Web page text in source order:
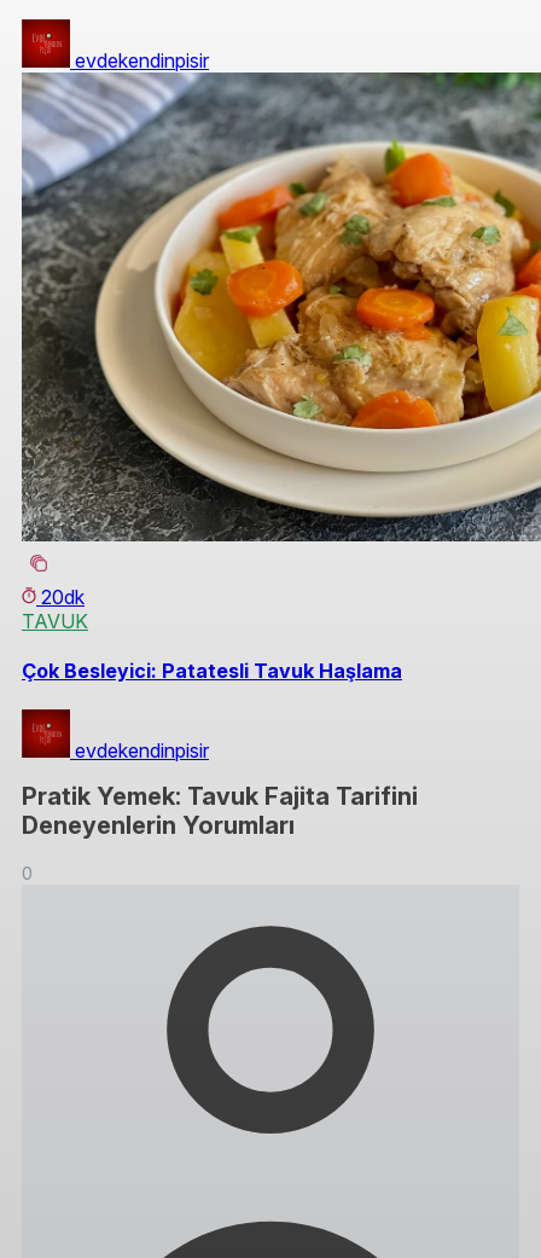
evdekendinpisir
20dk
TAVUK
Çok Besleyici: Patatesli Tavuk Haşlama
evdekendinpisir
Pratik Yemek: Tavuk Fajita Tarifini
Deneyenlerin Yorumları
0